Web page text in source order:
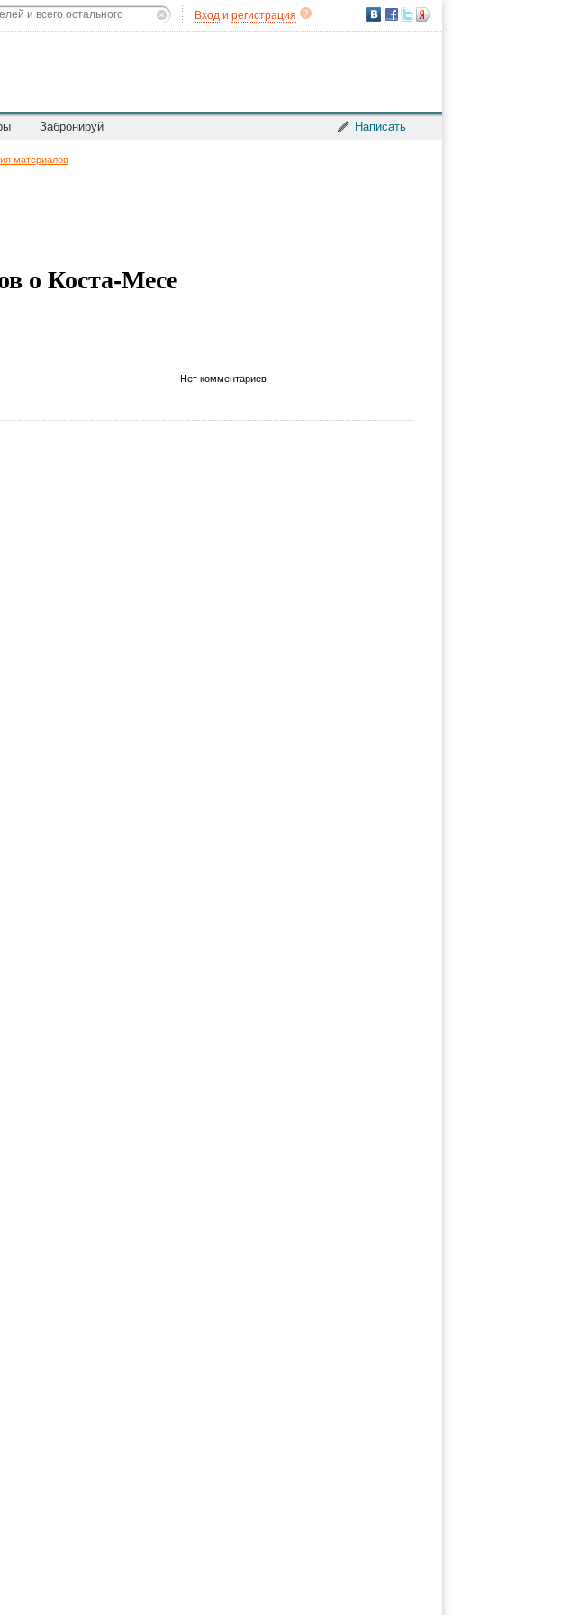
Вход и регистрация
Написать
Забронируй
материалов
о Коста-Месе
Нет комментариев